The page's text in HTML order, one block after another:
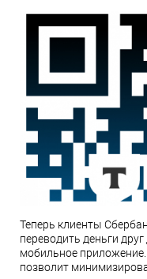
Теперь клиенты
переводить деньги
мобильное
позволит